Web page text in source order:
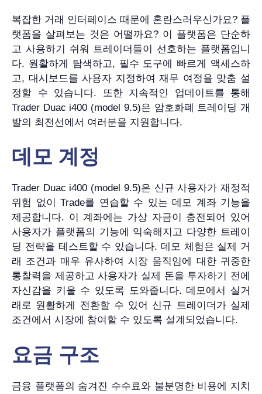
복잡한 거래 인터페이스 때문에 혼란스러우신가요? 플
랫폼을 살펴보는 것은 어떨까요? 이 플랫폼은 단순하
고 사용하기 쉬워 트레이더들이 선호하는 플랫폼입니
다. 원활하게 탐색하고, 필수 도구에 빠르게 액세스하
고, 대시보드를 사용자 지정하여 재무 여정을 맞춤 설
정할 수 있습니다. 또한 지속적인 업데이트를 통해
Trader Duac i400 (model 9.5)은 암호화폐 트레이딩 개
발의 최전선에서 여러분을 지원합니다.
데모 계정
Trader Duac i400 (model 9.5)은 신규 사용자가 재정적
위험 없이 Trade를 연습할 수 있는 데모 계좌 기능을
제공합니다. 이 계좌에는 가상 자금이 충전되어 있어
사용자가 플랫폼의 기능에 익숙해지고 다양한 트레이
딩 전략을 테스트할 수 있습니다. 데모 체험은 실제 거
래 조건과 매우 유사하여 시장 움직임에 대한 귀중한
통찰력을 제공하고 사용자가 실제 돈을 투자하기 전에
자신감을 키울 수 있도록 도와줍니다. 데모에서 실거
래로 원활하게 전환할 수 있어 신규 트레이더가 실제
조건에서 시장에 참여할 수 있도록 설계되었습니다.
요금 구조
금융 플랫폼의 숨겨진 수수료와 불분명한 비용에 지치